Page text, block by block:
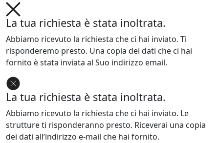
La tua richiesta è stata inoltrata.
Abbiamo ricevuto la richiesta che ci hai inviato. Ti
risponderemo presto. Una copia dei dati che ci hai
fornito è stata inviata al Suo indirizzo email.
La tua richiesta è stata inoltrata.
Abbiamo ricevuto la richiesta che ci hai inviato. Le
strutture ti risponderanno presto. Riceverai una copia
dei dati all’indirizzo e-mail che hai fornito.